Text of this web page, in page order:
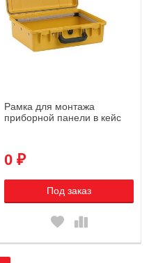
Рамка для монтажа
приборной панели в кейс
0 ₽
Под заказ